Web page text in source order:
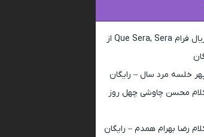
آهنگ بی کلام سریال فرام Que Sera, Sera از
خلسه مرد سال – رایگان
محسن چاوشی چهل روز
رضا بهرام همدم – رایگان